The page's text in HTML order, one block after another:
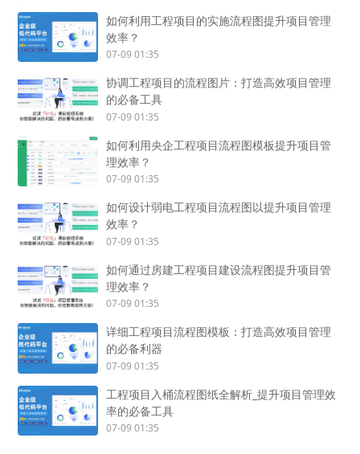
如何利用工程项目的实施流程图提升项目管理
效率？
07-09 01:35
协调工程项目的流程图片：打造高效项目管理
的必备工具
07-09 01:35
如何利用央企工程项目流程图模板提升项目管
理效率？
07-09 01:35
如何设计弱电工程项目流程图以提升项目管理
效率？
07-09 01:35
如何通过房建工程项目建设流程图提升项目管
理效率？
07-09 01:35
详细工程项目流程图模板：打造高效项目管理
的必备利器
07-09 01:35
工程项目入桶流程图纸全解析_提升项目管理效
率的必备工具
07-09 01:35